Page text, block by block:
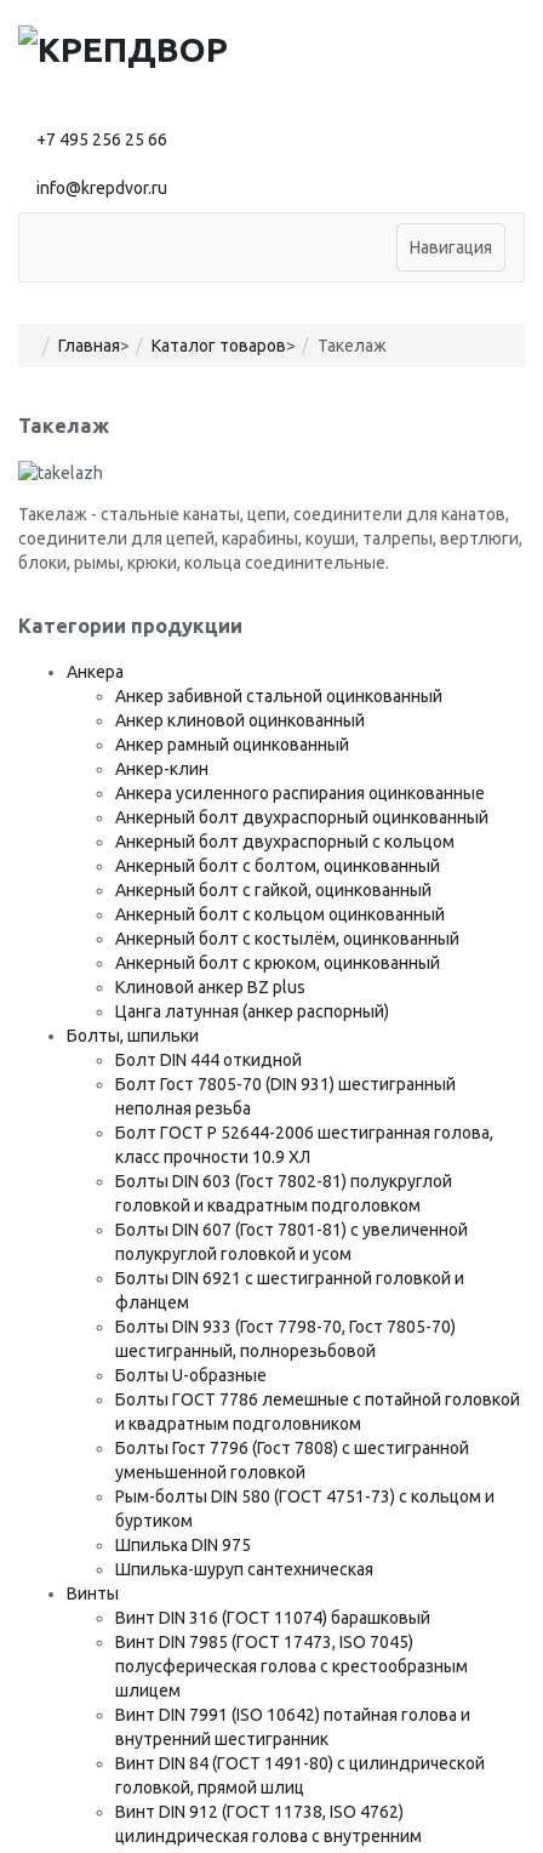
+7 495 256 25 66
info@krepdvor.ru
Навигация
Главная> Каталог товаров> Такелаж
Такелаж
Такелаж - стальные канаты, цепи, соединители для канатов,
соединители для цепей, карабины, коуши, талрепы, вертлюги,
блоки, рымы, крюки, кольца соединительные.
Категории продукции
Анкера
Анкер забивной стальной оцинкованный
Анкер клиновой оцинкованный
Анкер рамный оцинкованный
Анкер-клин
Анкера усиленного распирания оцинкованные
Анкерный болт двухраспорный оцинкованный
Анкерный болт двухраспорный с кольцом
Анкерный болт с болтом, оцинкованный
Анкерный болт с гайкой, оцинкованный
Анкерный болт с кольцом оцинкованный
Анкерный болт с костылём, оцинкованный
Анкерный болт с крюком, оцинкованный
Клиновой анкер BZ plus
Цанга латунная (анкер распорный)
Болты, шпильки
Болт DIN 444 откидной
Болт Гост 7805-70 (DIN 931) шестигранный
неполная резьба
Болт ГОСТ Р 52644-2006 шестигранная голова,
класс прочности 10.9 ХЛ
Болты DIN 603 (Гост 7802-81) полукруглой
головкой и квадратным подголовком
Болты DIN 607 (Гост 7801-81) с увеличенной
полукруглой головкой и усом
Болты DIN 6921 с шестигранной головкой и
фланцем
Болты DIN 933 (Гост 7798-70, Гост 7805-70)
шестигранный, полнорезьбовой
Болты U-образные
Болты ГОСТ 7786 лемешные с потайной головкой
и квадратным подголовником
Болты Гост 7796 (Гост 7808) с шестигранной
уменьшенной головкой
Рым-болты DIN 580 (ГОСТ 4751-73) с кольцом и
буртиком
Шпилька DIN 975
Шпилька-шуруп сантехническая
Винты
Винт DIN 316 (ГОСТ 11074) барашковый
Винт DIN 7985 (ГОСТ 17473, ISO 7045)
полусферическая голова с крестообразным
шлицем
Винт DIN 7991 (ISO 10642) потайная голова и
внутренний шестигранник
Винт DIN 84 (ГОСТ 1491-80) с цилиндрической
головкой, прямой шлиц
Винт DIN 912 (ГОСТ 11738, ISO 4762)
цилиндрическая голова с внутренним